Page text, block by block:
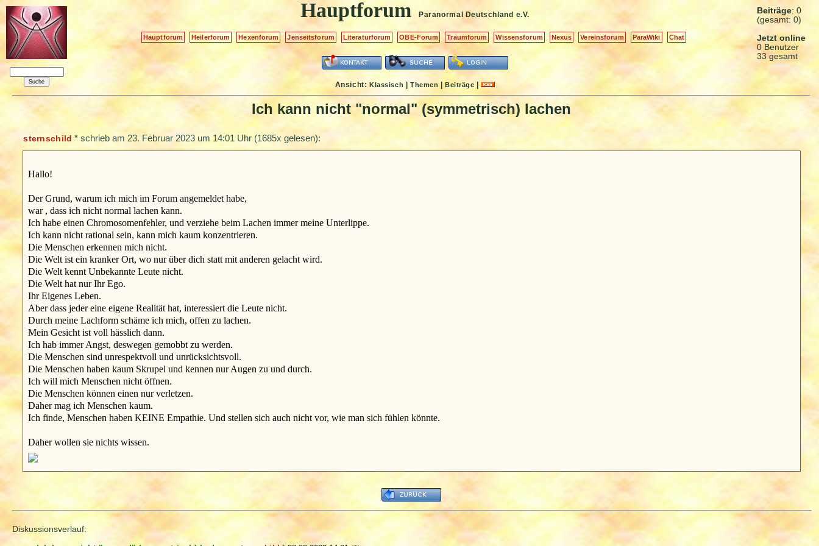
Beiträge: 0
(gesamt: 0)
Jetzt online
0 Benutzer
33 gesamt
Hauptforum Paranormal Deutschland e.V.
Hauptforum Heilerforum Hexenforum Jenseitsforum Literaturforum OBE-Forum Traumforum Wissensforum Nexus Vereinsforum ParaWiki Chat
Ansicht:Klassisch |Themen |Beiträge |
Ich kann nicht "normal" (symmetrisch) lachen
sternschild *schrieb am23. Februar 2023 um 14:01 Uhr (1685x gelesen):
Hallo!
Der Grund, warum ich mich im Forum angemeldet habe,
war , dass ich nicht normal lachen kann.
Ich habe einen Chromosomenfehler, und verziehe beim Lachen immer meine Unterlippe.
Ich kann nicht rational sein, kann mich kaum konzentrieren.
Die Menschen erkennen mich nicht.
Die Welt ist ein kranker Ort, wo nur über dich statt mit anderen gelacht wird.
Die Welt kennt Unbekannte Leute nicht.
Die Welt hat nur Ihr Ego.
Ihr Eigenes Leben.
Aber dass jeder eine eigene Realität hat, interessiert die Leute nicht.
Durch meine Lachform schäme ich mich, offen zu lachen.
Mein Gesicht ist voll hässlich dann.
Ich hab immer Angst, deswegen gemobbt zu werden.
Die Menschen sind unrespektvoll und unrücksichtsvoll.
Die Menschen haben kaum Skrupel und kennen nur Augen zu und durch.
Ich will mich Menschen nicht öffnen.
Die Menschen können einen nur verletzen.
Daher mag ich Menschen kaum.
Ich finde, Menschen haben KEINE Empathie. Und stellen sich auch nicht vor, wie man sich fühlen könnte.
Daher wollen sie nichts wissen.
Diskussionsverlauf: